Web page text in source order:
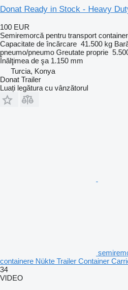
Donat Ready in Stock - Heavy
100 EUR
Semiremorcă pentru transport
Capacitate de încărcare 41.500 kg
pneumo/pneumo Greutate proprie
Înălţimea de şa 1.150 mm
Turcia, Konya
Donat Trailer
Luați legătura cu vânzătorul
containere Nükte Trailer Container
34
VIDEO